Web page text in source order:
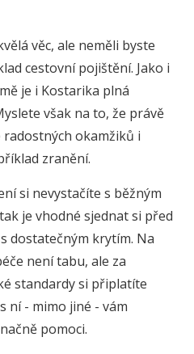
věc, ale neměli byste
cestovní pojištění. Jako i
je i Kostarika plná
však na to, že právě
okamžiků i
zranění.
si nevystačíte s běžným
je vhodné sjednat si před
dostatečným krytím. Na
není tabu, ale za
standardy si připlatíte
ní - mimo jiné - vám
pomoci.